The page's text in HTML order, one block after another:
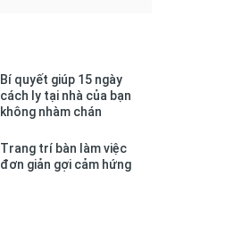
Bí quyết giúp 15 ngày
cách ly tại nhà của bạn
không nhàm chán
Trang trí bàn làm việc
đơn giản gợi cảm hứng